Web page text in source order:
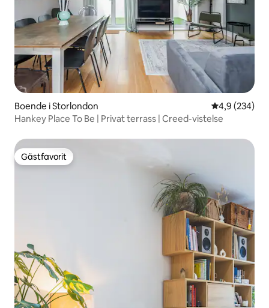
Boende i Storlondon 4,9 av 5 i
4,9 (234)
Hankey Place To Be | Privat terrass | Creed-vistelse
Gästfavorit
Gästfavorit